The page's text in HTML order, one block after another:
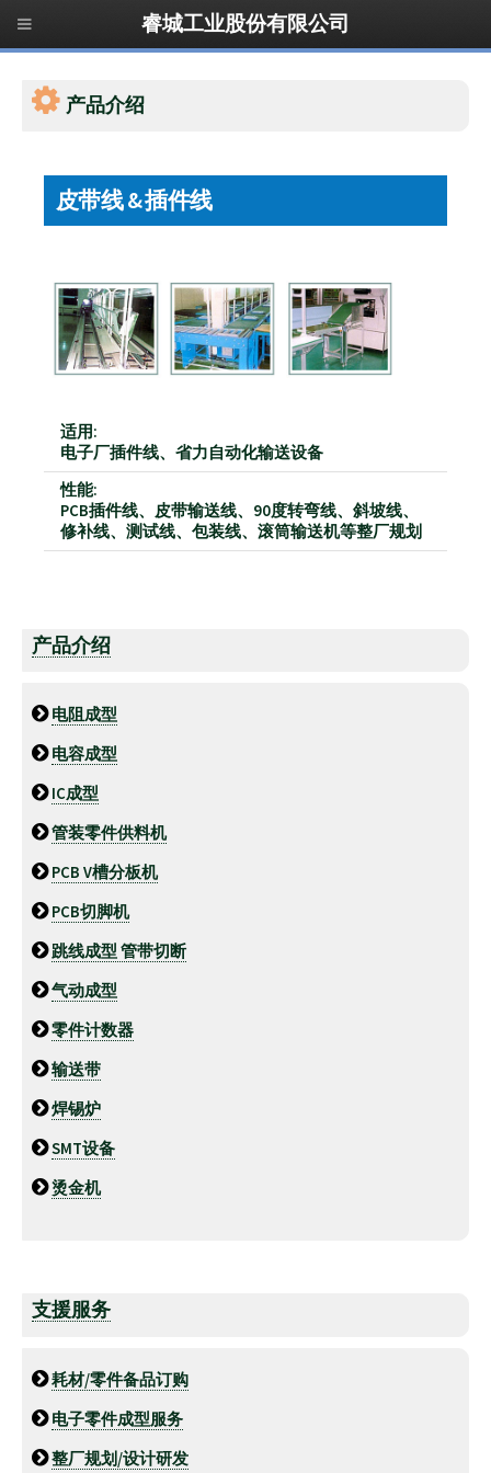
产品介绍
皮带线 & 插件线
适用:
电子厂插件线、省力自动化输送设备
性能:
PCB插件线、皮带输送线、90度转弯线、斜坡线、
修补线、测试线、包装线、滚筒输送机等整厂规划
产品介绍
电阻成型
电容成型
IC成型
管装零件供料机
PCB V槽分板机
PCB切脚机
跳线成型 管带切断
气动成型
零件计数器
输送带
焊锡炉
SMT设备
烫金机
支援服务
耗材/零件备品订购
电子零件成型服务
整厂规划/设计研发
睿城工业股份有限公司